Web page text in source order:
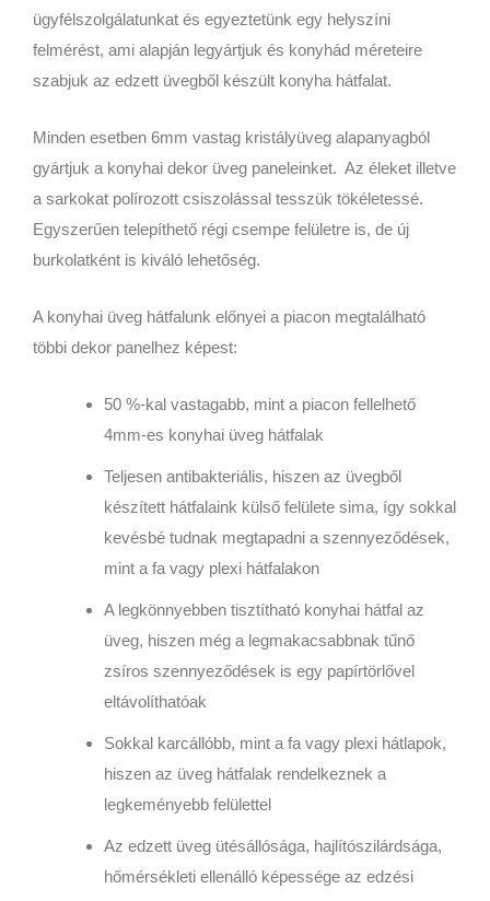
ügyfélszolgálatunkat és egyeztetünk egy helyszíni
felmérést, ami alapján legyártjuk és konyhád méreteire
szabjuk az edzett üvegből készült konyha hátfalat.
Minden esetben 6mm vastag kristályüveg alapanyagból
gyártjuk a konyhai dekor üveg paneleinket. Az éleket illetve
a sarkokat polírozott csiszolással tesszük tökéletessé.
Egyszerűen telepíthető régi csempe felületre is, de új
burkolatként is kiváló lehetőség.
A konyhai üveg hátfalunk előnyei a piacon megtalálható
többi dekor panelhez képest:
50 %-kal vastagabb, mint a piacon fellelhető
4mm-es konyhai üveg hátfalak
Teljesen antibakteriális, hiszen az üvegből
készített hátfalaink külső felülete sima, így sokkal
kevésbé tudnak megtapadni a szennyeződések,
mint a fa vagy plexi hátfalakon
A legkönnyebben tisztítható konyhai hátfal az
üveg, hiszen még a legmakacsabbnak tűnő
zsíros szennyeződések is egy papírtörlővel
eltávolíthatóak
Sokkal karcállóbb, mint a fa vagy plexi hátlapok,
hiszen az üveg hátfalak rendelkeznek a
legkeményebb felülettel
Az edzett üveg ütésállósága, hajlítószilárdsága,
hőmérsékleti ellenálló képessége az edzési